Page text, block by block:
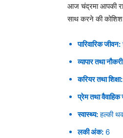
आज चंद्रमा आपकी
साथ करने की
पारिवारिक जीवन:
व्यापार तथा
करियर तथा शिक्षा:
प्रेम तथा
स्वास्थ्य:हल्की
लकी अंक: 6